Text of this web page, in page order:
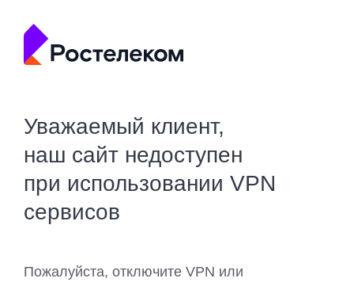
Уважаемый клиент,
наш сайт недоступен
при использовании VPN
сервисов
Пожалуйста, отключите VPN или